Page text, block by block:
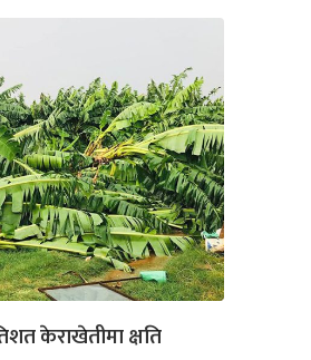
केराखेतीमा क्षति